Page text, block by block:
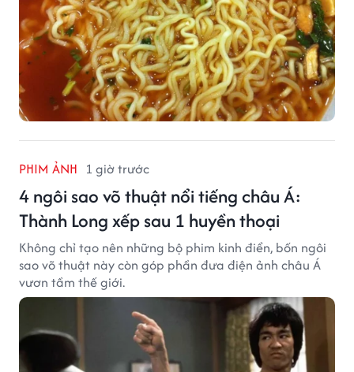
PHIM ẢNH 1 giờ trước
4 ngôi sao võ thuật nổi tiếng châu Á:
Thành Long xếp sau 1 huyền thoại
Không chỉ tạo nên những bộ phim kinh điển, bốn ngôi
sao võ thuật này còn góp phần đưa điện ảnh châu Á
vươn tầm thế giới.